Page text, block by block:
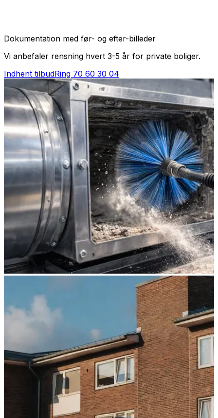
Dokumentation med før- og efter-billeder
Vi anbefaler rensning hvert 3-5 år for private boliger.
Indhent tilbudRing 70 60 30 04